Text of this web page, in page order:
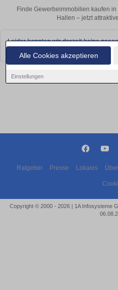
Alle Cookies akzeptieren
Einstellungen
Finde Gewerbeimmobilien kaufen
Hallen – jetzt
Leider konnten wir derzeit keine
Ratgeber Presse Lokales
Copyright © 2000 - 2026 | 1A Infosysteme